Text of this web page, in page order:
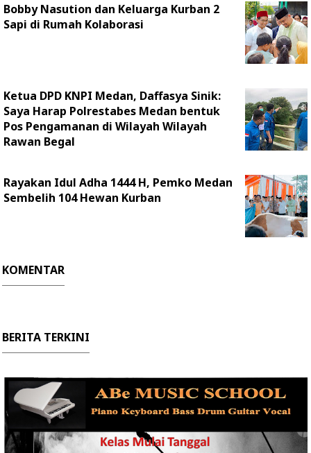
Bobby Nasution dan Keluarga Kurban 2
Sapi di Rumah Kolaborasi
Ketua DPD KNPI Medan, Daffasya Sinik:
Saya Harap Polrestabes Medan bentuk
Pos Pengamanan di Wilayah Wilayah
Rawan Begal
Rayakan Idul Adha 1444 H, Pemko Medan
Sembelih 104 Hewan Kurban
KOMENTAR
BERITA TERKINI